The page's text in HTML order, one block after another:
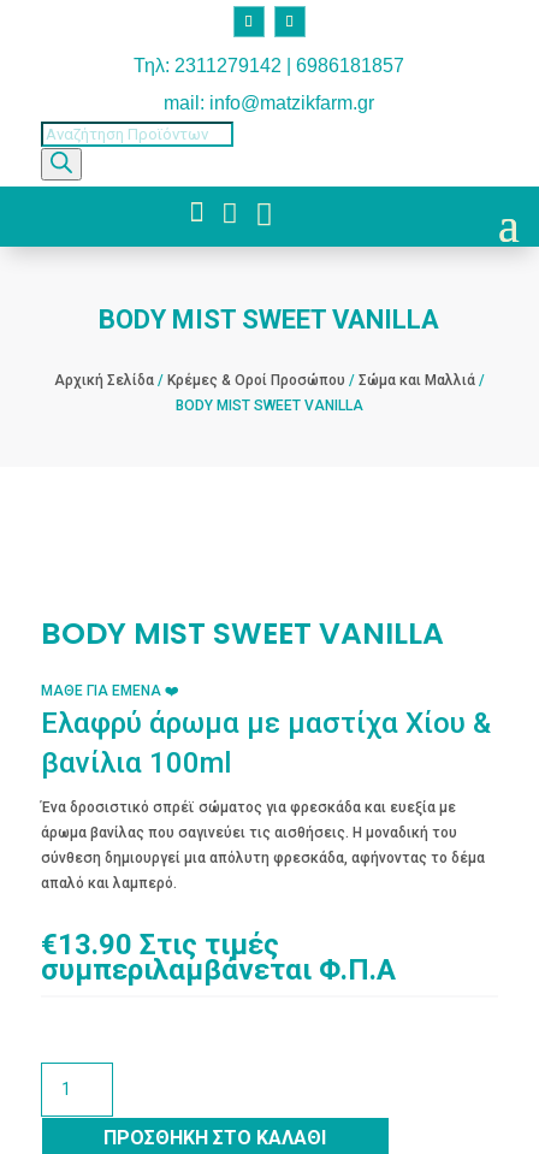
Τηλ: 2311279142 | 6986181857
mail: info@matzikfarm.gr
Products
search
  
BODY MIST SWEET VANILLA
Αρχική Σελίδα/ Κρέμες & Οροί Προσώπου / Σώμα και Μαλλιά/
BODY MIST SWEET VANILLA
BODY MIST SWEET VANILLA
ΜΑΘΕ ΓΙΑ ΕΜΕΝΑ ❤️
Ελαφρύ άρωμα με μαστίχα Χίου &
βανίλια 100ml
Ένα δροσιστικό σπρέϊ σώματος για φρεσκάδα και ευεξία με
άρωμα βανίλας που σαγινεύει τις αισθήσεις. Η μοναδική του
σύνθεση δημιουργεί μια απόλυτη φρεσκάδα, αφήνοντας το δέμα
απαλό και λαμπερό.
€13.90 Στις τιμές
συμπεριλαμβάνεται Φ.Π.Α
MIST
SWEET
ΠΡΟΣΘΉΚΗ ΣΤΟ ΚΑΛΆΘΙ